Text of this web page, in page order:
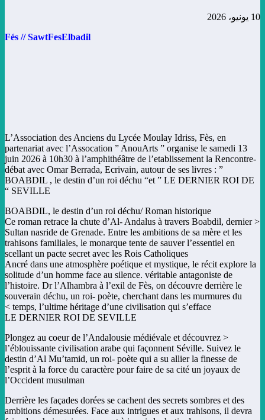
10 يونيو، 2026
Fés // SawtFesElbadil
L’Association des Anciens du Lycée Moulay Idriss, Fès, en
partenariat avec l’Assocation ” AnouArts ” organise le samedi 13
juin 2026 à 10h30 à l’amphithéâtre de l’etablissement la Rencontre-
débat avec Omar Berrada, Ecrivain, autour de ses livres : ”
BOABDIL , le destin d’un roi déchu “et ” LE DERNIER ROI DE
SEVILLE “
BOABDIL, le destin d’un roi déchu/ Roman historique
< Ce roman retrace la chute d’Al- Andalus à travers Boabdil, dernier
Sultan nasride de Grenade. Entre les ambitions de sa mère et les
trahisons familiales, le monarque tente de sauver l’essentiel en
scellant un pacte secret avec les Rois Catholiques
Ancré dans une atmosphère poétique et mystique, le récit explore la
solitude d’un homme face au silence. véritable antagoniste de
l’histoire. Dr l’Alhambra à l’exil de Fès, on découvre derrière le
souverain déchu, un roi- poète, cherchant dans les murmures du
temps, l’ultime héritage d’une civilisation qui s’efface >
LE DERNIER ROI DE SEVILLE
< Plongez au coeur de l’Andalousie médiévale et découvrez
l’éblouissante civilisation arabe qui façonnent Séville. Suivez le
destin d’Al Mu’tamid, un roi- poète qui a su allier la finesse de
l’esprit à la force du caractère pour faire de sa cité un joyaux de
l’Occident musulman
Derrière les façades dorées se cachent des secrets sombres et des
ambitions démesurées. Face aux intrigues et aux trahisons, il devra